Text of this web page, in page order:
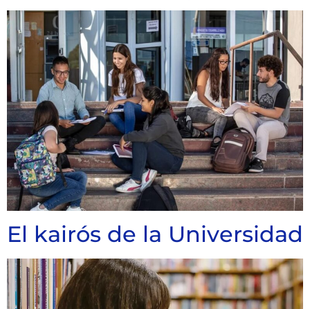
El kairós de la Universidad